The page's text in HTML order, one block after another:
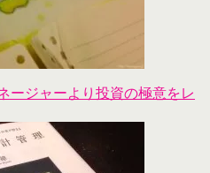
ージャーより投資の極意をレ